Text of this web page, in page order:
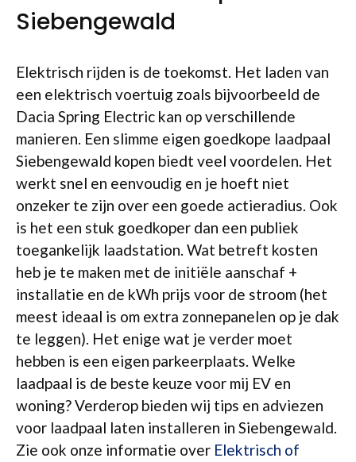
Siebengewald
Elektrisch rijden is de toekomst. Het laden van
een elektrisch voertuig zoals bijvoorbeeld de
Dacia Spring Electric kan op verschillende
manieren. Een slimme eigen goedkope laadpaal
Siebengewald kopen biedt veel voordelen. Het
werkt snel en eenvoudig en je hoeft niet
onzeker te zijn over een goede actieradius. Ook
is het een stuk goedkoper dan een publiek
toegankelijk laadstation. Wat betreft kosten
heb je te maken met de initiële aanschaf +
installatie en de kWh prijs voor de stroom (het
meest ideaal is om extra zonnepanelen op je dak
te leggen). Het enige wat je verder moet
hebben is een eigen parkeerplaats. Welke
laadpaal is de beste keuze voor mij EV en
woning? Verderop bieden wij tips en adviezen
voor laadpaal laten installeren in Siebengewald.
Zie ook onze informatie over Elektrisch of